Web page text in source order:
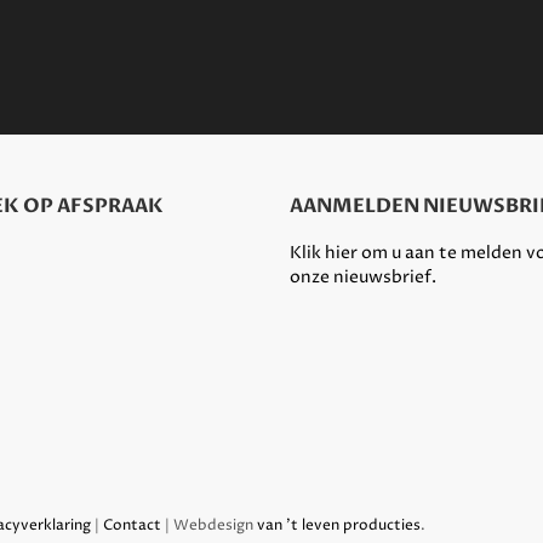
OP AFSPRAAK AANMELDEN
Klik hier om u aan te melden
onze nieuwsbrief.
| Contact | Webdesignvan 't leven producties.